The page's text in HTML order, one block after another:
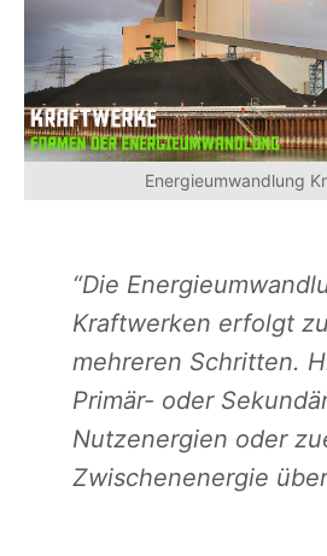
Energieumwandlung
“Die
Kraftwerken erfolgt
mehreren Schritten.
Primär- oder
Nutzenergien oder
Zwischenenergie